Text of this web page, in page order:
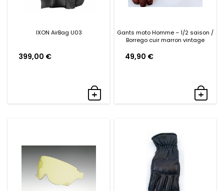
IXON AirBag U03
399,00 €
Gants moto Homme – 1/2 saison /
Borrego cuir marron vintage
49,90 €